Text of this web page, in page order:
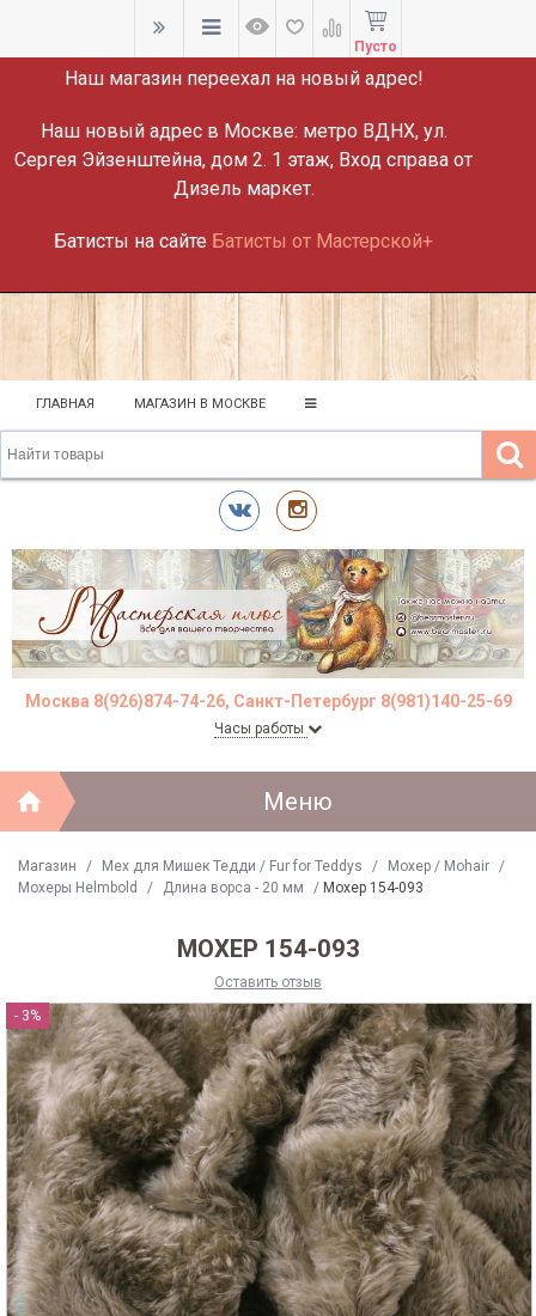
ВНИМАНИЕ!
Наш магазин переехал на новый адрес!
Наш новый адрес в Москве: метро ВДНХ, ул.
Сергея Эйзенштейна, дом 2. 1 этаж, Вход справа от
Дизель маркет.
Батисты на сайте Батисты от Мастерской+
Пусто
ГЛАВНАЯ МАГАЗИН В МОСКВЕ
Москва 8(926)874-74-26, Санкт-Петербург 8(981)140-25-69
Часы работы
Меню
Магазин / Мех для Мишек Тедди / Fur for Teddys / Моxер / Mohair
/
Мохеры Helmbold
/ Длина ворса - 20 мм / Мохер 154-093
МОХЕР 154-093
Оставить отзыв
- 3%